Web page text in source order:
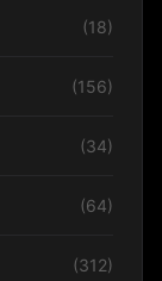
(18)
(156)
(34)
(64)
(312)